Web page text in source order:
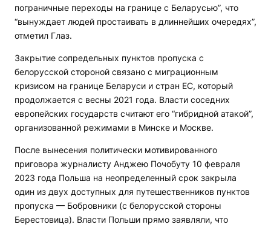
пограничные переходы на границе с Беларусью”, что
“вынуждает людей простаивать в длиннейших очередях”,
отметил Глаз.
Закрытие сопредельных пунктов пропуска с
белорусской стороной связано с миграционным
кризисом на границе Беларуси и стран ЕС, который
продолжается с весны 2021 года. Власти соседних
европейских государств считают его “гибридной атакой”,
организованной режимами в Минске и Москве.
После вынесения политически мотивированного
приговора журналисту Анджею Почобуту 10 февраля
2023 года Польша на неопределенный срок закрыла
один из двух доступных для путешественников пунктов
пропуска — Бобровники (с белорусской стороны
Берестовица). Власти Польши прямо заявляли, что